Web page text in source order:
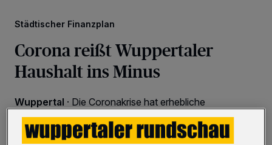
Städtischer Finanzplan
Corona reißt Wuppertaler
Haushalt ins Minus
Wuppertal · Die Coronakrise hat erhebliche
Auswirkungen auf den städtischen Finanzplan.
Nachdem erste Schätzungen ausgewertet sind und
immer mehr belastbare Zahlen vorliegen, rechnet